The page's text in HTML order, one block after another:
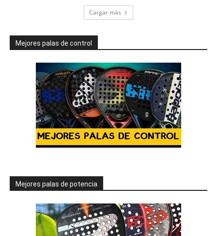
Cargar más
Mejores palas de control
Mejores palas de potencia